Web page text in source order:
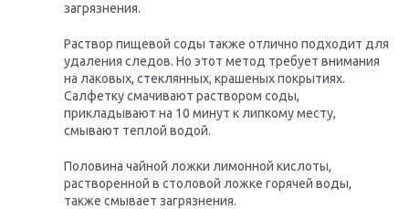
загрязнения.
Раствор пищевой соды также отлично подходит для
удаления следов. Но этот метод требует внимания
на лаковых, стеклянных, крашеных покрытиях.
Салфетку смачивают раствором соды,
прикладывают на 10 минут к липкому месту,
смывают теплой водой.
Половина чайной ложки лимонной кислоты,
растворенной в столовой ложке горячей воды,
также смывает загрязнения.